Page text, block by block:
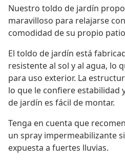
Nuestro toldo de jardín
maravilloso para relajarse
comodidad de su propio
El toldo de jardín está
resistente al sol y al agua, lo
para uso exterior. La
lo que le confiere estabilidad
de jardín es fácil de montar.
Tenga en cuenta que
un spray impermeabilizante
expuesta a fuertes lluvias.